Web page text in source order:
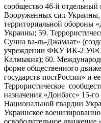
сообщество 46-й
Вооруженных сил Украины,
территориальной обороны
Украины; 59.
Сунна ва-ль-Джамаат»
учреждении ФКУ ИК-2
Калмыкия); 60.
форме общественного
государств постРоссии» и
Террористическое
назначения «Донбасс» 15-
Национальной гвардии
Украинское
освободительное движение